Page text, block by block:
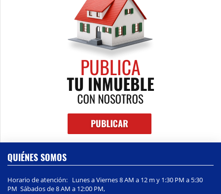
QUIÉNES SOMOS
Horario de atención: Lunes a Viernes 8 AM a 12 m y 1:30 PM a 5:30
PM Sábados de 8 AM a 12:00 PM,